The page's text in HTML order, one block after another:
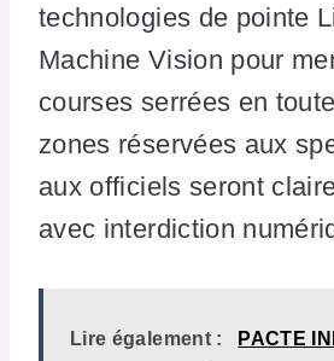
technologies de pointe
Machine Vision pour
courses serrées en
zones réservées aux
aux officiels seront
avec interdiction
Lire également : PACTE